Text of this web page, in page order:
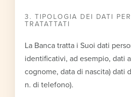
3. TIPOLOGIA DEI DATI
TRATATTATI
La Banca tratta i Suoi dati
identificativi, ad esempio, dati
cognome, data di nascita) dati
n. di telefono).